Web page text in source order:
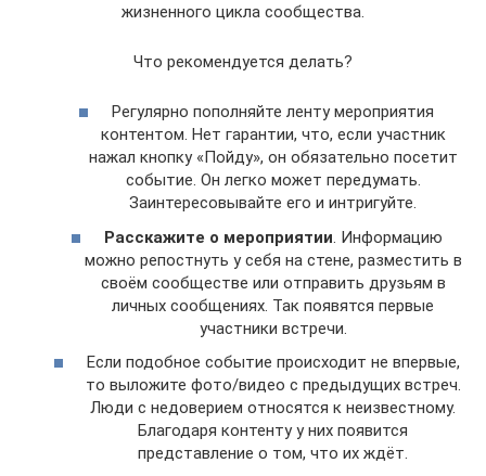
жизненного цикла сообщества.
Что рекомендуется делать?
Регулярно пополняйте ленту мероприятия
контентом. Нет гарантии, что, если участник
нажал кнопку «Пойду», он обязательно посетит
событие. Он легко может передумать.
Заинтересовывайте его и интригуйте.
Расскажите о мероприятии . Информацию
можно репостнуть у себя на стене, разместить в
своём сообществе или отправить друзьям в
личных сообщениях. Так появятся первые
участники встречи.
Если подобное событие происходит не впервые,
то выложите фото/видео с предыдущих встреч.
Люди с недоверием относятся к неизвестному.
Благодаря контенту у них появится
представление о том, что их ждёт.